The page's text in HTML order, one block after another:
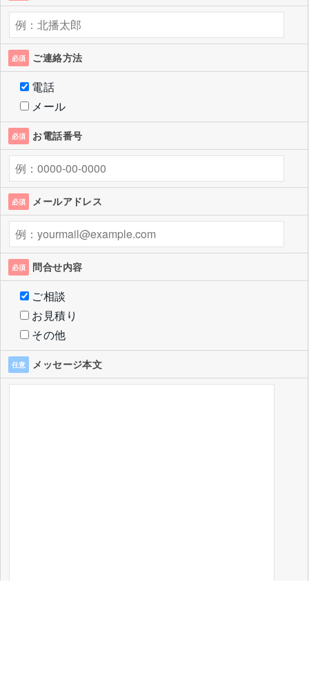
必須 ご連絡方法
電話
メール
必須 お電話番号
必須 メールアドレス
必須 問合せ内容
ご相談
お見積り
その他
任意 メッセージ本文